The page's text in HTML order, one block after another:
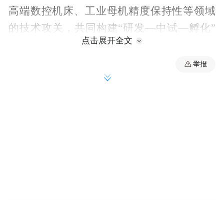
高端数控机床、工业母机精度保持性等领域
的技术攻关，共同构建“研发—中试—孵化”
全链条产业生态。秦汉军高度评价双方近年
来的合作成果，表示将积极推动更多科技成
果在常转化落地，共同探索央地合作新模
点击展开全文
举报